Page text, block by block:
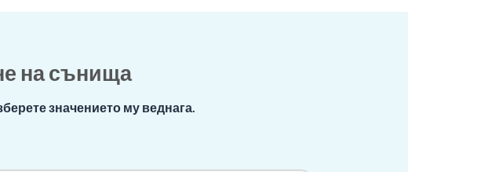
на сънища
значението му веднага.